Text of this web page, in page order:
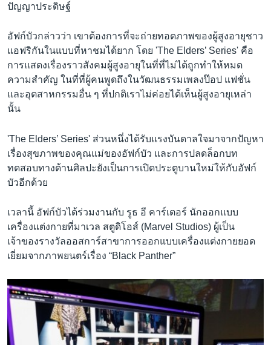
ปัญญาประดิษฐ์
อัฟก์บัวกล่าวว่า เขาต้องการที่จะถ่ายทอดภาพของผู้สูงอายุชาว
แอฟริกันในแบบที่หาชมได้ยาก โดย 'The Elders’ Series' คือ
การแสดงเรื่องราวสังคมผู้สูงอายุในที่ที่ไม่ได้ถูกทำให้หมด
ความสำคัญ ในที่ที่ผู้คนพูดถึงในวัฒนธรรมเพลงป๊อป แฟชั่น
และอุตสาหกรรมอื่น ๆ ที่ปกติเราไม่ค่อยได้เห็นผู้สูงอายุเหล่า
นั้น
'The Elders’ Series' ส่วนหนึ่งได้รับแรงบันดาลใจมาจากปัญหา
เรื่องสุขภาพของคุณแม่ของอัฟก์บัว และการปลดล็อกบท
ทดสอบทางด้านศิลปะยังเป็นการเปิดประตูบานใหม่ให้กับอัฟก์
บัวอีกด้วย
เวลานี้ อัฟก์บัวได้ร่วมงานกับ รูธ อี คาร์เตอร์ นักออกแบบ
เครื่องแต่งกายที่มาเวล สตูดิโอส์ (Marvel Studios) ผู้เป็น
เจ้าของรางวัลออสการ์สาขาการออกแบบเครื่องแต่งกายยอด
เยี่ยมจากภาพยนตร์เรื่อง “Black Panther”